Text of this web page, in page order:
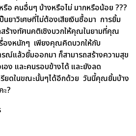
รือ คนอื่นๆ บ้างหรือไม่ มากหรือน้อย ???
นยาวิเศษที่ไม่ต้องเสียเงินซื้อมา การยิ้ม
สร้างทัศนคติเชิงบวกให้คุณในยามที่คุณ
รื่องหนักๆ เพียงคุณคิดบวกให้กับ
รณ์แล้วยิ้มออกมา ก็สามารถสร้างความสุข
อง และคนรอบข้างได้ และยังลด
รียดในขณะนั้นๆได้อีกด้วยวันนี้คุณยิ้มบ้าง
ะ?